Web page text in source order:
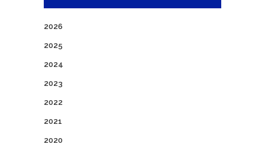
2026
2025
2024
2023
2022
2021
2020